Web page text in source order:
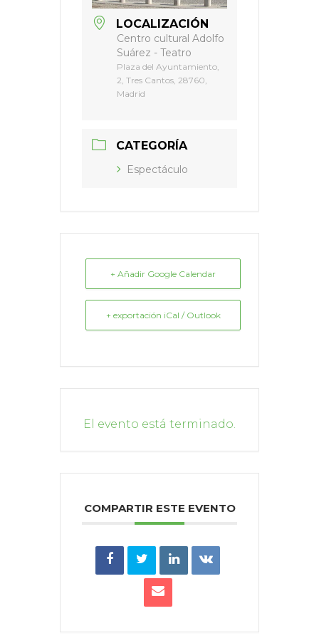
LOCALIZACIÓN
Centro cultural Adolfo
Suárez - Teatro
Plaza del Ayuntamiento,
2, Tres Cantos, 28760,
Madrid
CATEGORÍA
Espectáculo
+ Añadir Google Calendar
+ exportación iCal / Outlook
El evento está terminado.
COMPARTIR ESTE EVENTO